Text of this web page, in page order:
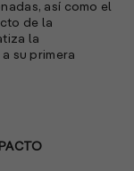
así como el
de la
la
su primera